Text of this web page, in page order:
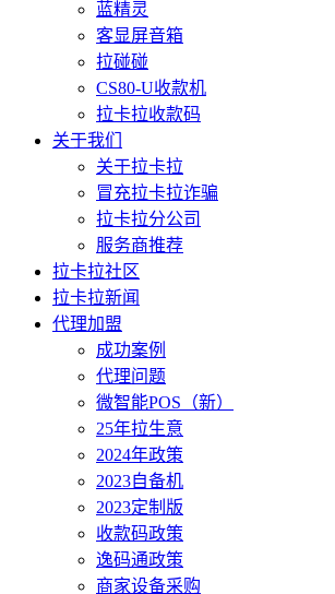
蓝精灵
客显屏音箱
拉碰碰
CS80-U收款机
拉卡拉收款码
关于我们
关于拉卡拉
冒充拉卡拉诈骗
拉卡拉分公司
服务商推荐
拉卡拉社区
拉卡拉新闻
代理加盟
成功案例
代理问题
微智能POS（新）
25年拉生意
2024年政策
2023自备机
2023定制版
收款码政策
逸码通政策
商家设备采购